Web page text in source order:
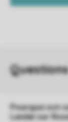
Pourquoi est-
Landal sur